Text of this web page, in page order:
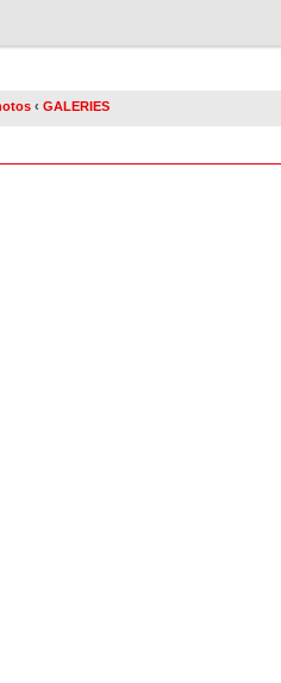
‹ GALERIES